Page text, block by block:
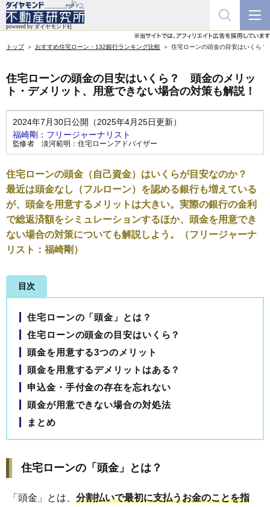
トップ おすすめ住宅ローン・132銀行ランキング比較 住宅ローンの頭金の目安はいくら
住宅ローンの頭金の目安はいくら？ 頭金のメリッ
ト・デメリット、用意できない場合の対策も解説！
2024年7月30日公開（2025年4月25日更新）
福崎剛：フリージャーナリスト
監修者 淡河範明：住宅ローンアドバイザー
住宅ローンの頭金（自己資金）はいくらが目安なのか？
最近は頭金なし（フルローン）を認める銀行も増えている
が、頭金を用意するメリットは大きい。実際の銀行の金利
で総返済額をシミュレーションするほか、頭金を用意でき
ない場合の対策についても解説しよう。（フリージャーナ
リスト：福崎剛）
目次
住宅ローンの「頭金」とは？
住宅ローンの頭金の目安はいくら？
頭金を用意する3つのメリット
頭金を用意するデメリットはある？
申込金・手付金の存在を忘れない
頭金が用意できない場合の対処法
まとめ
住宅ローンの「頭金」とは？
「頭金」とは、 分割払いで最初に支払うお金のことを指